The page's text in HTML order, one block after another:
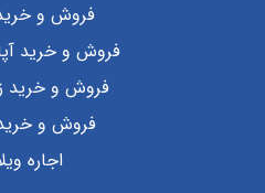
فروش و
فروش و خرید
فروش و خرید
فروش و خرید
اجاره